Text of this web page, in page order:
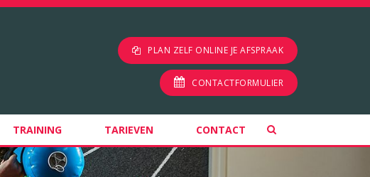
PLAN ZELF ONLINE JE AFSPRAAK
CONTACTFORMULIER
TRAINING TARIEVEN CONTACT